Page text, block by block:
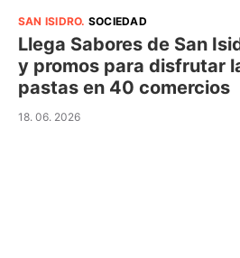
SAN ISIDRO. SOCIEDAD
Llega Sabores de San
y promos para disfrutar
pastas en 40 comercios
18. 06. 2026